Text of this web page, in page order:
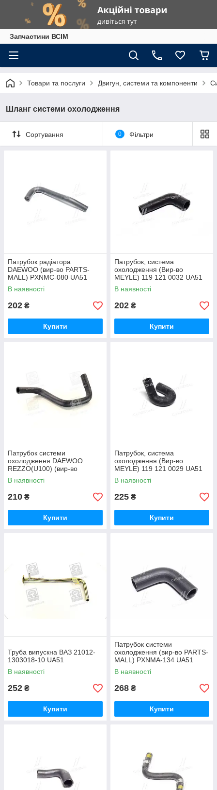
Запчастини ВСІМ
Товари та послуги Двигун, системи та компоненти
Шланг системи охолодження
Сортування 0 Фільтри
Патрубок радіатора
DAEWOO (вир-во PARTS-
MALL) PXNMC-080 UA51
В наявності
202 ₴
Купити
Патрубок, система
охолодження (Вир-во
MEYLE) 119 121 0032 UA51
В наявності
202 ₴
Купити
Патрубок системи
охолодження DAEWOO
REZZO(U100) (вир-во
PARTS-MALL) PXNMC-102
UA51
В наявності
210 ₴
Купити
Патрубок, система
охолодження (Вир-во
MEYLE) 119 121 0029 UA51
В наявності
225 ₴
Купити
Труба випускна ВАЗ 21012-
1303018-10 UA51
В наявності
252 ₴
Купити
Патрубок системи
охолодження (вир-во PARTS-
MALL) PXNMA-134 UA51
В наявності
268 ₴
Купити